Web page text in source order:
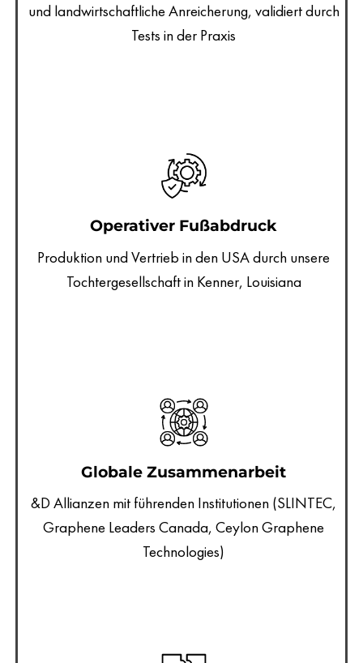
und landwirtschaftliche Anreicherung, validiert durch
Tests in der Praxis
Operativer Fußabdruck
Produktion und Vertrieb in den USA durch unsere
Tochtergesellschaft in Kenner, Louisiana
Globale Zusammenarbeit
&D Allianzen mit führenden Institutionen (SLINTEC,
Graphene Leaders Canada, Ceylon Graphene
Technologies)